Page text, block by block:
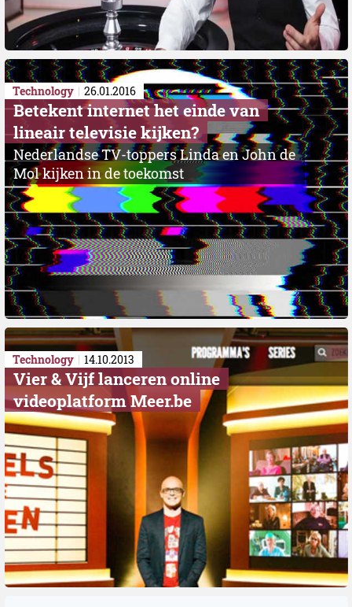
Technology 26.01.2016
Betekent internet het einde van
lineair televisie kijken?
Nederlandse TV-toppers Linda en John de
Mol kijken in de toekomst
Technology 14.10.2013
Vier & Vijf lanceren online
videoplatform Meer.be